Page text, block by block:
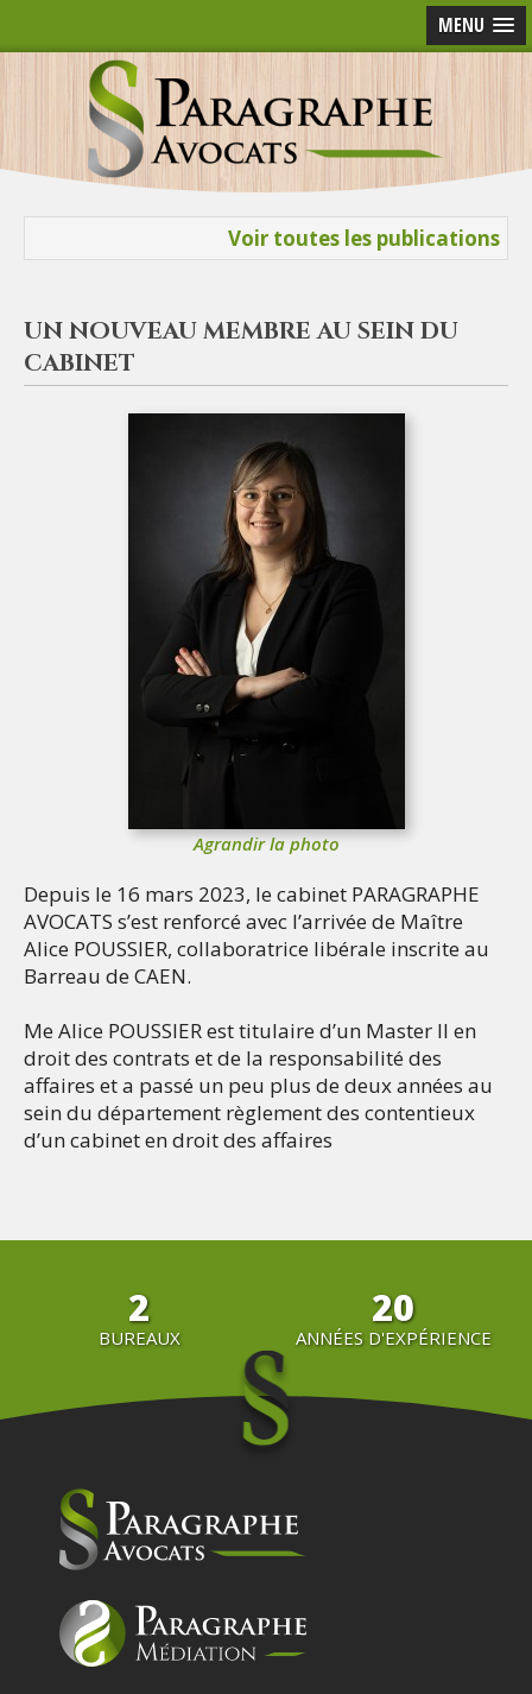
MENU
Voir toutes les publications
UN NOUVEAU MEMBRE AU SEIN DU
CABINET
Agrandir la photo
Depuis le 16 mars 2023, le cabinet PARAGRAPHE
AVOCATS s’est renforcé avec l’arrivée de Maître
Alice POUSSIER, collaboratrice libérale inscrite au
Barreau de CAEN.
Me Alice POUSSIER est titulaire d’un Master II en
droit des contrats et de la responsabilité des
affaires et a passé un peu plus de deux années au
sein du département règlement des contentieux
d’un cabinet en droit des affaires
2
BUREAUX
20
ANNÉES D'EXPÉRIENCE